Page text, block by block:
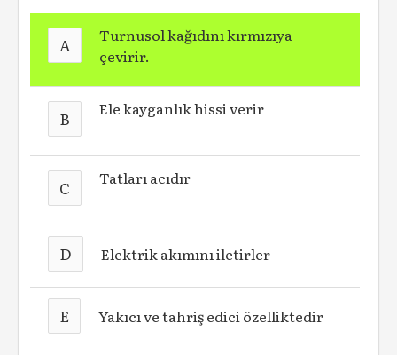
A
Turnusol kağıdını kırmızıya
çevirir.
B Ele kayganlık hissi verir
C Tatları acıdır
D Elektrik akımını iletirler
E Yakıcı ve tahriş edici özelliktedir